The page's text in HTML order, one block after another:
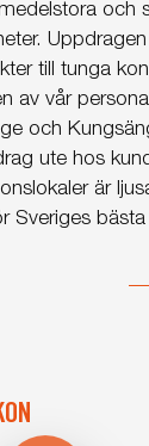
och
till tunga
av vår
och
ute hos
är
Sveriges bästa
Play Video